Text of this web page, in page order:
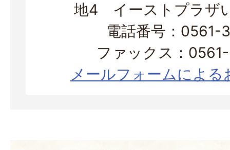
地4 イーストプラザ
電話番号：0561-
ファックス：
メールフォームによる